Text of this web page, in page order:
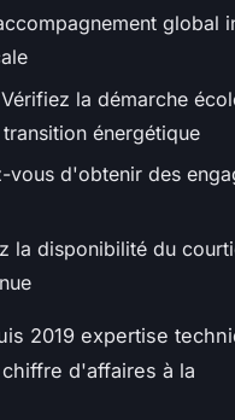
global
la démarche
énergétique
vous d'obtenir des
la disponibilité du
2019 expertise
d'affaires à la